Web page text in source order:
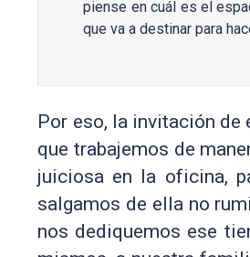
piense en cuál es el
que va a destinar para
Por eso, la invitación de
que trabajemos de
juiciosa en la oficina,
salgamos de ella no
nos dediquemos ese